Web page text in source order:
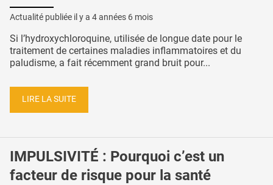
Actualité publiée il y a 4 années 6 mois
Si l’hydroxychloroquine, utilisée de longue date pour le
traitement de certaines maladies inflammatoires et du
paludisme, a fait récemment grand bruit pour...
LIRE LA SUITE
IMPULSIVITÉ : Pourquoi c’est un
facteur de risque pour la santé